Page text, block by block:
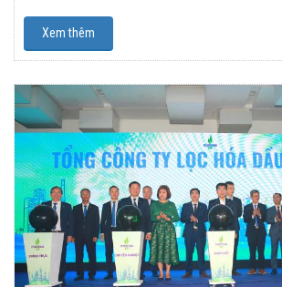
Xem thêm